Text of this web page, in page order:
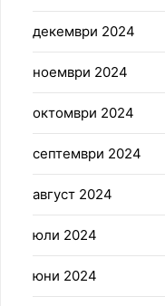
декември 2024
ноември 2024
октомври 2024
септември 2024
август 2024
юли 2024
юни 2024